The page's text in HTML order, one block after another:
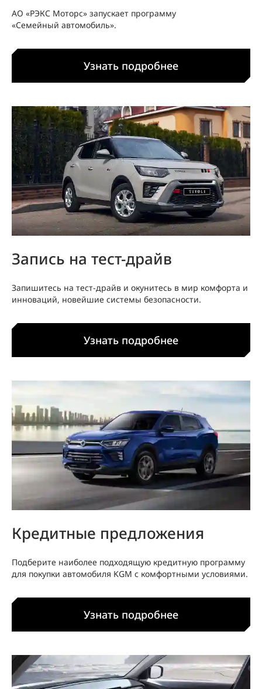
АО «РЭКС Моторс» запускает программу
«Семейный автомобиль».
Узнать подробнее
Запись на тест-драйв
Запишитесь на тест-драйв и окунитесь в мир комфорта и
инноваций, новейшие системы безопасности.
Узнать подробнее
Кредитные предложения
Подберите наиболее подходящую кредитную программу
для покупки автомобиля KGM с комфортными условиями.
Узнать подробнее